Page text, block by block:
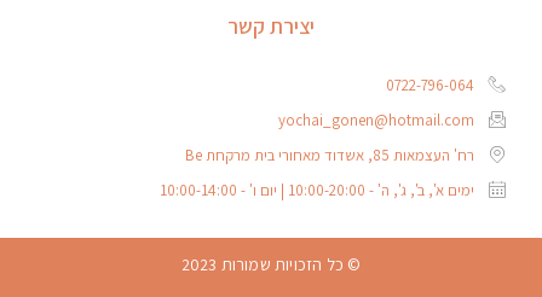
יצירת קשר
0722-796-064
yochai_gonen@hotmail.com
רח' העצמאות 85, אשדוד מאחורי בית מרקחת Be
ימים א', ב', ג', ה' - 10:00-20:00 | יום ו' - 10:00-14:00
© כל הזכויות שמורות 2023